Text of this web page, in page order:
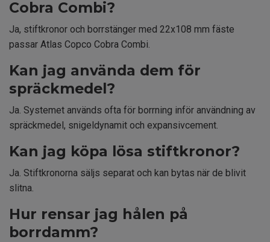
Cobra Combi?
Ja, stiftkronor och borrstänger med 22x108 mm fäste
passar Atlas Copco Cobra Combi.
Kan jag använda dem för
spräckmedel?
Ja. Systemet används ofta för borrning inför användning av
spräckmedel, snigeldynamit och expansivcement.
Kan jag köpa lösa stiftkronor?
Ja. Stiftkronorna säljs separat och kan bytas när de blivit
slitna.
Hur rensar jag hålen på
borrdamm?